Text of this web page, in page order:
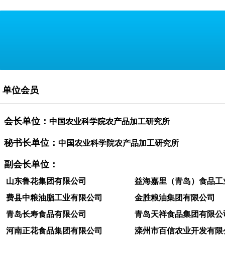
单位会员
会长单位： 中国农业科学院农产品加工研究所
秘书长单位： 中国农业科学院农产品加工研究所
副会长单位：
山东鲁花集团有限公司
益海嘉里（青岛）食品
费县中粮油脂工业有限公司
金胜粮油集团有限公司
青岛长寿食品有限公司
青岛天祥食品集团有限公
河南正花食品集团有限公司
滦州市百信农业开发有限